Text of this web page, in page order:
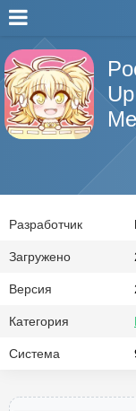
Разработчик
Загружено
Версия
Категория
Система